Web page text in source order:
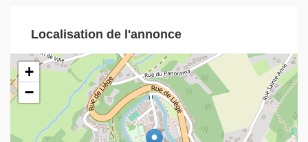
Localisation de l'annonce
+
−